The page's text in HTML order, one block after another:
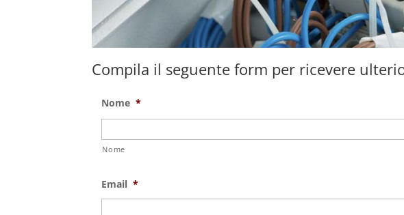
Compila il seguente form per ricevere
Nome *
Nome
Email *